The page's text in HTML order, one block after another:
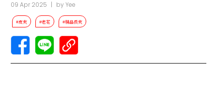
09 Apr 2025 | byYee
#皮夾 #老花 #精品長夾